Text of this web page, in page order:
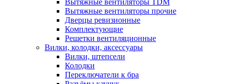
Вытяжные вентиляторы TDM
Вытяжные вентиляторы прочие
Дверцы ревизионные
Комплектующие
Решетки вентиляционные
Вилки, колодки, аксессуары
Вилки, штепсели
Колодки
Переключатели к бра